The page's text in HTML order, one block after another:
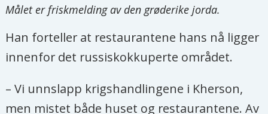
Målet er friskmelding av den grøderike jorda.
Han forteller at restaurantene hans nå ligger
innenfor det russiskokkuperte området.
– Vi unnslapp krigshandlingene i Kherson,
men mistet både huset og restaurantene. Av